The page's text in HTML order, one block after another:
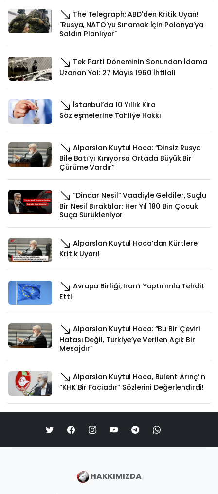
The Telegraph: ABD'den Kritik Uyarı!
"Rusya, NATO'yu Sınamak İçin Polonya'ya
Saldırı Planlıyor"
Tek Parti Döneminin Sonundan İdama
Uzanan Yol: 27 Mayıs 1960 İhtilali
İstanbul’da 10 Yıllık Kira
Sözleşmelerine Tahliye Hakkı
Alparslan Kuytul Hoca: “Dinsiz Rusya
Bile Batı’yı Kınıyorsa Ortada Büyük Bir
Çürüme Vardır”
“Dindar Nesil” Vaadiyle Geldiler, Suçlu
Bir Nesil Bıraktılar: Her Yıl 180 Bin Çocuk
Suça Sürükleniyor
Alparslan Kuytul Hoca’dan Kürtlere
Kritik Uyarı!
Avrupa Birliği, İran’ı Yaptırımla Tehdit
Etti
Alparslan Kuytul Hoca: “Bu Bir Çeviri
Hatası Değil, Türkiye’ye Verilen Açık Bir
Mesajdır”
Alparslan Kuytul Hoca, Bülent Arınç’ın
“KHK Bir Faciadır” Sözlerini Değerlendirdi!
HAKKIMIZDA